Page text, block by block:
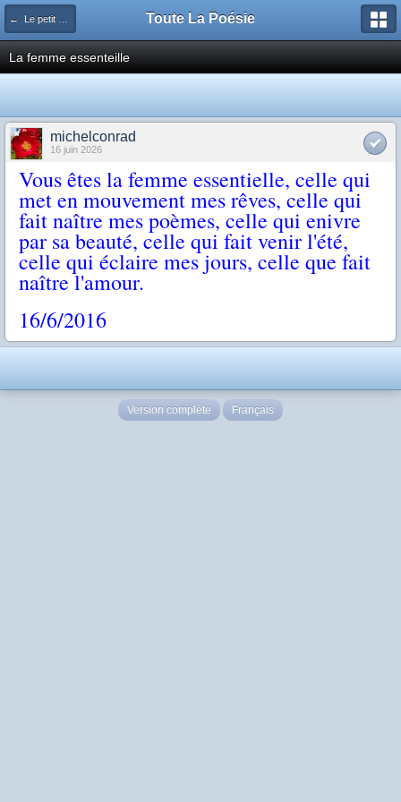
← Le petit salon Toute La Poésie
La femme essenteille
michelconrad
16 juin 2026
Vous êtes la femme essentielle, celle qui
met en mouvement mes rêves, celle qui
fait naître mes poèmes, celle qui enivre
par sa beauté, celle qui fait venir l'été,
celle qui éclaire mes jours, celle que fait
naître l'amour.
16/6/2016
Version complète Français